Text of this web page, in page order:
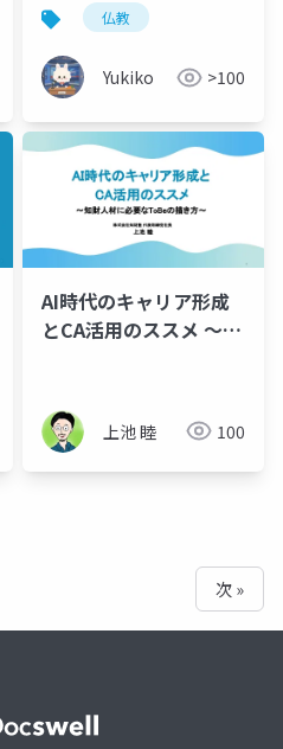
仏教
Yukiko >100
AI時代のキャリア形成
とCA活用のススメ ～知
上池 睦 100
次 »